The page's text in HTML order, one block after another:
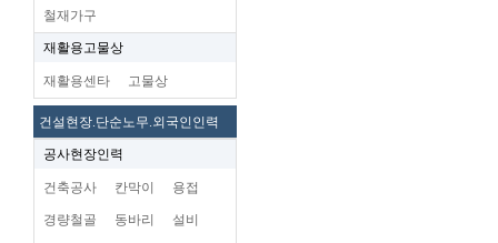
철재가구
재활용고물상
재활용센타 고물상
건설현장.단순노무.외국인인력
공사현장인력
건축공사 칸막이 용접
경량철골 동바리 설비